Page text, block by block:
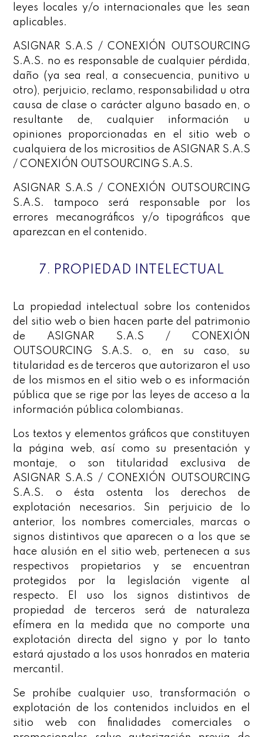
leyes locales y/o internacionales que les sean
aplicables.
ASIGNAR S.A.S / CONEXIÓN OUTSOURCING
S.A.S. no es responsable de cualquier pérdida,
daño (ya sea real, a consecuencia, punitivo u
otro), perjuicio, reclamo, responsabilidad u otra
causa de clase o carácter alguno basado en, o
resultante de, cualquier información u
opiniones proporcionadas en el sitio web o
cualquiera de los micrositios de ASIGNAR S.A.S
/ CONEXIÓN OUTSOURCING S.A.S.
ASIGNAR S.A.S / CONEXIÓN OUTSOURCING
S.A.S. tampoco será responsable por los
errores mecanográficos y/o tipográficos que
aparezcan en el contenido.
7. PROPIEDAD INTELECTUAL
La propiedad intelectual sobre los contenidos
del sitio web o bien hacen parte del patrimonio
de ASIGNAR S.A.S / CONEXIÓN
OUTSOURCING S.A.S. o, en su caso, su
titularidad es de terceros que autorizaron el uso
de los mismos en el sitio web o es información
pública que se rige por las leyes de acceso a la
información pública colombianas.
Los textos y elementos gráficos que constituyen
la página web, así como su presentación y
montaje, o son titularidad exclusiva de
ASIGNAR S.A.S / CONEXIÓN OUTSOURCING
S.A.S. o ésta ostenta los derechos de
explotación necesarios. Sin perjuicio de lo
anterior, los nombres comerciales, marcas o
signos distintivos que aparecen o a los que se
hace alusión en el sitio web, pertenecen a sus
respectivos propietarios y se encuentran
protegidos por la legislación vigente al
respecto. El uso los signos distintivos de
propiedad de terceros será de naturaleza
efímera en la medida que no comporte una
explotación directa del signo y por lo tanto
estará ajustado a los usos honrados en materia
mercantil.
Se prohíbe cualquier uso, transformación o
explotación de los contenidos incluidos en el
sitio web con finalidades comerciales o